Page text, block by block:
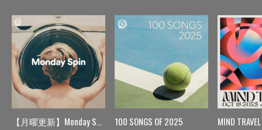
【月曜更新】Monday Spin 100 SONGS OF 2025 MIND TRAVEL